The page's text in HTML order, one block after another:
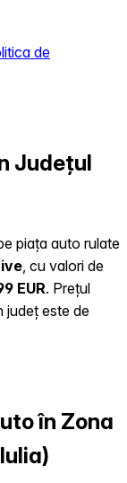
de
Județul
pe piața auto rulate
, cu valori de
EUR. Prețul
județ este de
în Zona